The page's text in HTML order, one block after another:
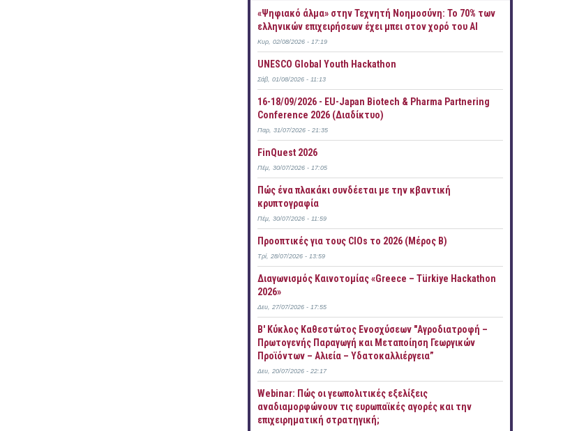
«Ψηφιακό άλμα» στην Τεχνητή Νοημοσύνη: Το 70% των
ελληνικών επιχειρήσεων έχει μπει στον χορό του AI
Κυρ, 02/08/2026 - 17:19
UNESCO Global Youth Hackathon
Σάβ, 01/08/2026 - 11:13
16-18/09/2026 - EU-Japan Biotech & Pharma Partnering
Conference 2026 (Διαδίκτυο)
Παρ, 31/07/2026 - 21:35
FinQuest 2026
Πέμ, 30/07/2026 - 17:05
Πώς ένα πλακάκι συνδέεται με την κβαντική
κρυπτογραφία
Πέμ, 30/07/2026 - 11:59
Προοπτικές για τους CIOs το 2026 (Μέρος Β)
Τρί, 28/07/2026 - 13:59
Διαγωνισμός Καινοτομίας «Greece – Türkiye Hackathon
2026»
Δευ, 27/07/2026 - 17:55
B' Κύκλος Καθεστώτος Ενοσχύσεων "Αγροδιατροφή –
Πρωτογενής Παραγωγή και Μεταποίηση Γεωργικών
Προϊόντων – Αλιεία – Υδατοκαλλιέργεια”
Δευ, 20/07/2026 - 22:17
Webinar: Πώς οι γεωπολιτικές εξελίξεις
αναδιαμορφώνουν τις ευρωπαϊκές αγορές και την
επιχειρηματική στρατηγική;